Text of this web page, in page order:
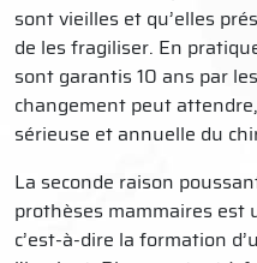
sont vieilles et qu’elles
de les fragiliser. En
sont garantis 10 ans par
changement peut
sérieuse et annuelle du
La seconde raison
prothèses mammaires est
c’est-à-dire la formation